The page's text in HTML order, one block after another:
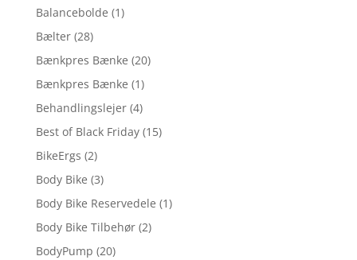
Balancebolde (1)
Bælter (28)
Bænkpres Bænke (20)
Bænkpres Bænke (1)
Behandlingslejer (4)
Best of Black Friday (15)
BikeErgs (2)
Body Bike (3)
Body Bike Reservedele (1)
Body Bike Tilbehør (2)
BodyPump (20)